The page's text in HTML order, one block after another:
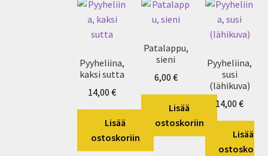
Pyyheliina,
kaksi sutta
14,00€
Lisää
ostoskoriin
Patalappu,
sieni
6,00 €
Lisää
ostoskoriin
Pyyheliina,
susi
(lähikuva)
14,00€
Lisää
ostoskoriin